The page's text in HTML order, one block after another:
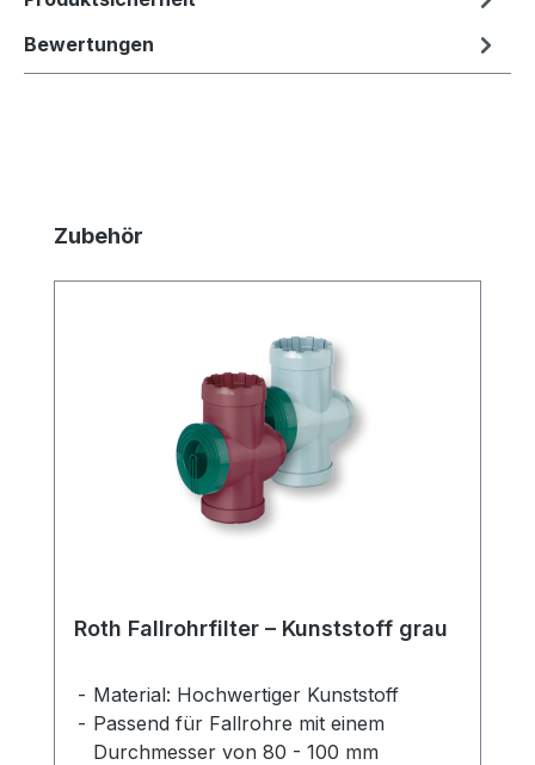
Bewertungen
Produktgalerie überspringen
Zubehör
Roth Fallrohrfilter – Kunststoff grau
Material: Hochwertiger Kunststoff
Passend für Fallrohre mit einem
Durchmesser von 80 - 100 mm